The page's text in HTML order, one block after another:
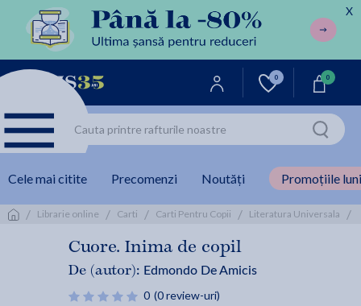
X
0 0
Cele mai citite Precomenzi Noutăți Promoțiile
/ Librarie online / Carti / Carti Pentru Copii / Literatura Universala /
Cuore. Inima de copil
De (autor): Edmondo De Amicis
0 (0 review-uri)